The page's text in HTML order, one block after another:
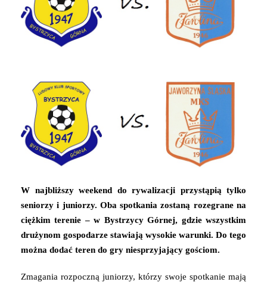
W najbliższy weekend do rywalizacji przystąpią tylko
seniorzy i juniorzy. Oba spotkania zostaną rozegrane na
ciężkim terenie – w Bystrzycy Górnej, gdzie wszystkim
drużynom gospodarze stawiają wysokie warunki. Do tego
można dodać teren do gry niesprzyjający gościom.
Zmagania rozpoczną juniorzy, którzy swoje spotkanie mają